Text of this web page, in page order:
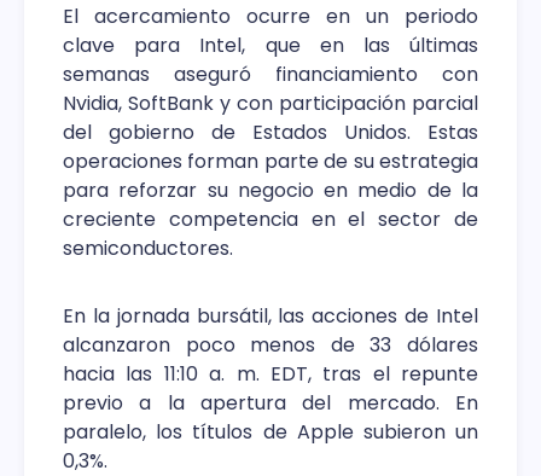
El acercamiento ocurre en un periodo
clave para Intel, que en las últimas
semanas aseguró financiamiento con
Nvidia, SoftBank y con participación parcial
del gobierno de Estados Unidos. Estas
operaciones forman parte de su estrategia
para reforzar su negocio en medio de la
creciente competencia en el sector de
semiconductores.
En la jornada bursátil, las acciones de Intel
alcanzaron poco menos de 33 dólares
hacia las 11:10 a. m. EDT, tras el repunte
previo a la apertura del mercado. En
paralelo, los títulos de Apple subieron un
0,3%.